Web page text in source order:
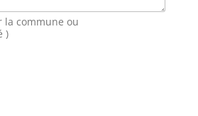
la commune ou
)